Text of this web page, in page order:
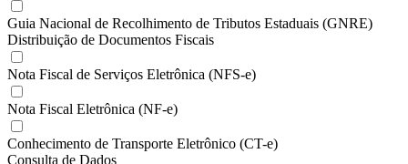
Guia Nacional de Recolhimento de Tributos Estaduais (GNRE)
Distribuição de Documentos Fiscais
Nota Fiscal de Serviços Eletrônica (NFS-e)
Nota Fiscal Eletrônica (NF-e)
Conhecimento de Transporte Eletrônico (CT-e)
Consulta de Dados